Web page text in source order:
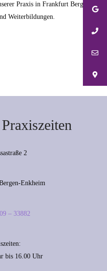
Praxis in Frankfurt Bergen-
Weiterbildungen.
2
Enkheim
– 33882
bis 16.00 Uhr